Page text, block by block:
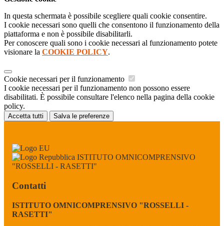
In questa schermata è possibile scegliere quali cookie consentire.
I cookie necessari sono quelli che consentono il funzionamento della
piattaforma e non è possibile disabilitarli.
Per conoscere quali sono i cookie necessari al funzionamento potete
visionare la COOKIE POLICY.
Cookie necessari per il funzionamento
I cookie necessari per il funzionamento non possono essere
disabilitati. È possibile consultare l'elenco nella pagina della cookie
policy.
Accetta tutti Salva le preferenze
ISTITUTO OMNICOMPRENSIVO
"ROSSELLI - RASETTI"
Contatti
ISTITUTO OMNICOMPRENSIVO "ROSSELLI -
RASETTI"